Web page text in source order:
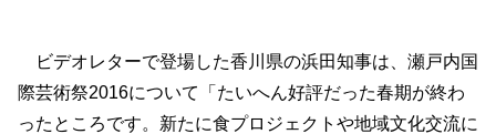
ビデオレターで登場した香川県の浜田知事は、瀬戸内国
際芸術祭2016について「たいへん好評だった春期が終わ
ったところです。新たに食プロジェクトや地域文化交流に